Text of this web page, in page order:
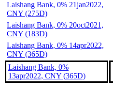
Laishang Bank, 0% 21jan2022,
CNY (275D)
Laishang Bank, 0% 20oct2021,
CNY (183D)
Laishang Bank, 0% 14apr2022,
CNY (365D)
Laishang Bank, 0%
13apr2022, CNY (365D)